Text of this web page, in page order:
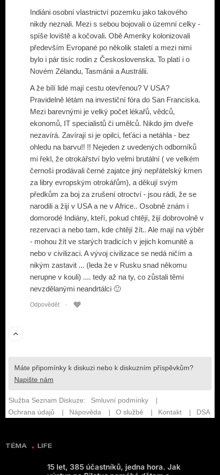
TÉMA LIFE
15 let, 385 účastníků, jedna hora. Jak